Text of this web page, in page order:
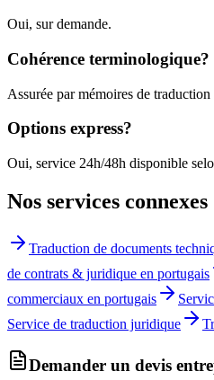
Oui, sur demande.
Cohérence terminologique?
Assurée par mémoires de traduction
Options express?
Oui, service 24h/48h disponible
Nos services connexes
Traduction de documents
de contrats & juridique en portugais
commerciaux en portugais
Service de traduction juridique
Demander un devis